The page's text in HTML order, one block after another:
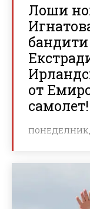
Лоши
от
самолет!
ПОНЕДЕЛНИК,